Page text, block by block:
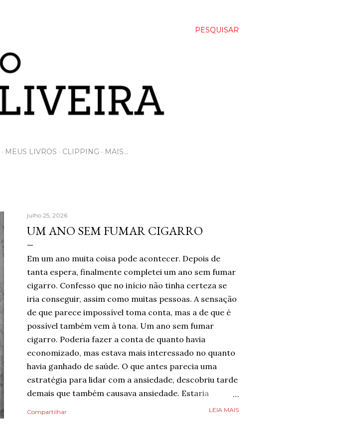
PESQUISAR
MEUS LIVROS CLIPPING MAIS…
julho 25, 2026
UM ANO SEM FUMAR CIGARRO
Em um ano muita coisa pode acontecer. Depois de
tanta espera, finalmente completei um ano sem fumar
cigarro. Confesso que no início não tinha certeza se
iria conseguir, assim como muitas pessoas. A sensação
de que parece impossível toma conta, mas a de que é
possível também vem à tona. Um ano sem fumar
cigarro. Poderia fazer a conta de quanto havia
economizado, mas estava mais interessado no quanto
havia ganhado de saúde. O que antes parecia uma
estratégia para lidar com a ansiedade, descobriu tarde
demais que também causava ansiedade. Estaria
mentindo se dissesse que estava completamente livre
Compartilhar LEIA MAIS